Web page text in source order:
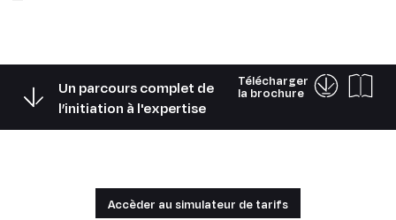
Télécharger
la brochure
Un parcours complet de
l’initiation à l'expertise
Accèder au simulateur de tarifs